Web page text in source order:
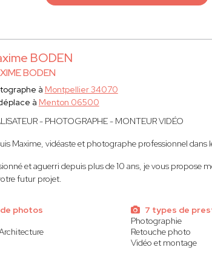
BODEN
BODEN
à Montpellier 34070
à Menton 06500
- PHOTOGRAPHE - MONTEUR VIDÉO
Maxime, vidéaste et photographe professionnel dans
et aguerri depuis plus de 10 ans, je vous propose
futur projet.
photos
7 types de
Photographie
Retouche photo
Vidéo et montage